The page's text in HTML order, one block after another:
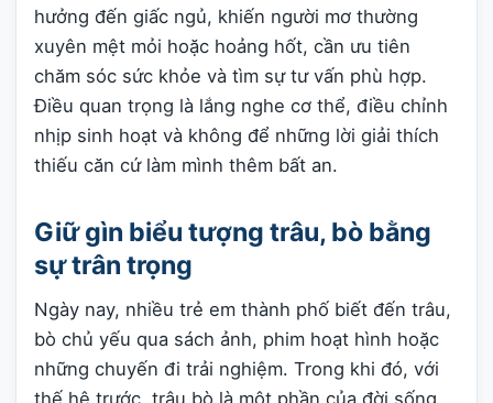
hưởng đến giấc ngủ, khiến người mơ thường
xuyên mệt mỏi hoặc hoảng hốt, cần ưu tiên
chăm sóc sức khỏe và tìm sự tư vấn phù hợp.
Điều quan trọng là lắng nghe cơ thể, điều chỉnh
nhịp sinh hoạt và không để những lời giải thích
thiếu căn cứ làm mình thêm bất an.
Giữ gìn biểu tượng trâu, bò bằng
sự trân trọng
Ngày nay, nhiều trẻ em thành phố biết đến trâu,
bò chủ yếu qua sách ảnh, phim hoạt hình hoặc
những chuyến đi trải nghiệm. Trong khi đó, với